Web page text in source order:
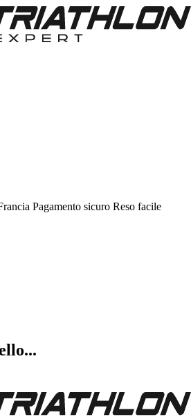
Pagamento sicuro Reso facile